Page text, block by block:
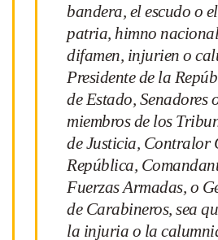
bandera, el escudo o
patria, himno
difamen, injurien o
Presidente de la
de Estado, Senadores
miembros de los
de Justicia, Contralor
República,
Fuerzas Armadas, o
de Carabineros, sea
la injuria o la